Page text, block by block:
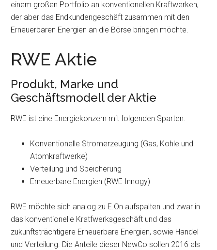
einem großen Portfolio an konventionellen Kraftwerken,
der aber das Endkundengeschäft zusammen mit den
Erneuerbaren Energien an die Börse bringen möchte.
RWE Aktie
Produkt, Marke und
Geschäftsmodell der Aktie
RWE ist eine Energiekonzern mit folgenden Sparten:
Konventionelle Stromerzeugung (Gas, Kohle und
Atomkraftwerke)
Verteilung und Speicherung
Erneuerbare Energien (RWE Innogy)
RWE möchte sich analog zu E.On aufspalten und zwar in
das konventionelle Kratfwerksgeschäft und das
zukunftsträchtigere Erneuerbare Energien, sowie Handel
und Verteilung. Die Anteile dieser NewCo sollen 2016 als